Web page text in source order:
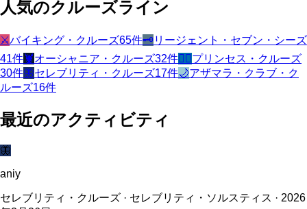
人気のクルーズライン
⚔️バイキング・クルーズ65件🗝️ リージェント・セブン・シーズ
41件🦞オーシャニア・クルーズ32件🧜‍♀️ プリンセス・クルーズ
30件🦋セレブリティ・クルーズ17件🌙アザマラ・クラブ・ク
ルーズ16件
最近のアクティビティ
🦋
aniy
セレブリティ・クルーズ · セレブリティ・ソルスティス · 2026